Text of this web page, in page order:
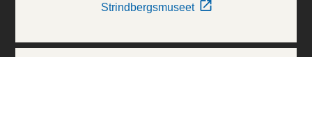
Strindbergsmuseet